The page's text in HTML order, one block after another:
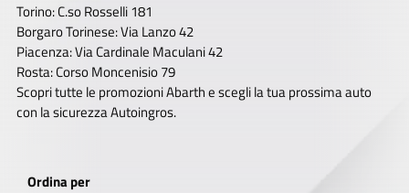
Torino: C.so Rosselli 181
Borgaro Torinese: Via Lanzo 42
Piacenza: Via Cardinale Maculani 42
Rosta: Corso Moncenisio 79
Scopri tutte le promozioni Abarth e scegli la tua prossima auto
con la sicurezza Autoingros.
Ordina per